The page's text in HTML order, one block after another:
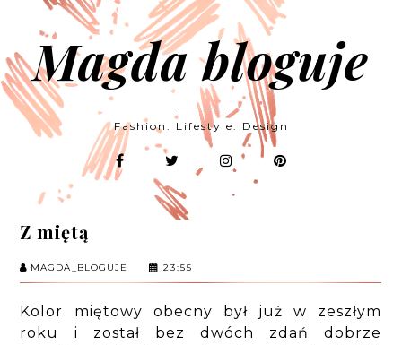
Magda bloguje
Fashion. Lifestyle. Design
Z miętą
MAGDA_BLOGUJE 23:55
Kolor miętowy obecny był już w zeszłym
roku i został bez dwóch zdań dobrze